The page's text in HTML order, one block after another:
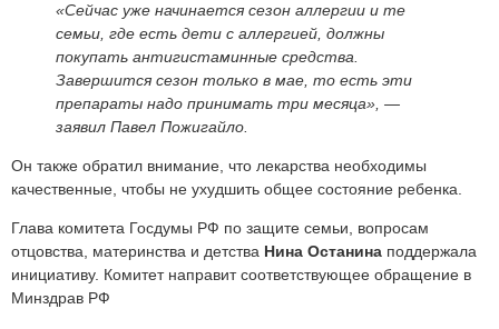
«Сейчас уже начинается сезон аллергии и те
семьи, где есть дети с аллергией, должны
покупать антигистаминные средства.
Завершится сезон только в мае, то есть эти
препараты надо принимать три месяца», —
заявил Павел Пожигайло.
Он также обратил внимание, что лекарства необходимы
качественные, чтобы не ухудшить общее состояние ребенка.
Глава комитета Госдумы РФ по защите семьи, вопросам
отцовства, материнства и детства Нина Останина поддержала
инициативу. Комитет направит соответствующее обращение в
Минздрав РФ